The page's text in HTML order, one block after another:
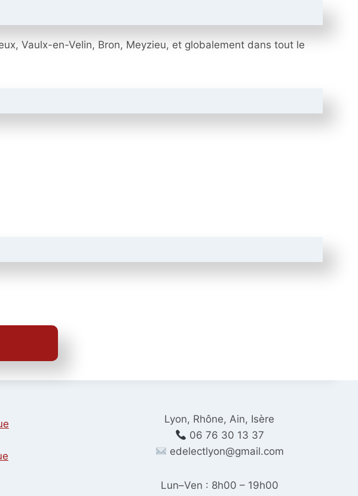
Vaulx-en-Velin, Bron, Meyzieu, et globalement dans tout le
Lyon, Rhône, Ain, Isère
06 76 30 13 37
edelectlyon@gmail.com
Lun–Ven : 8h00 – 19h00